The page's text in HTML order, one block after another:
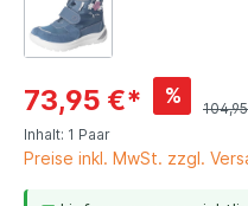
73,95 €* %
Inhalt: 1 Paar
Preise inkl. MwSt. zzgl.